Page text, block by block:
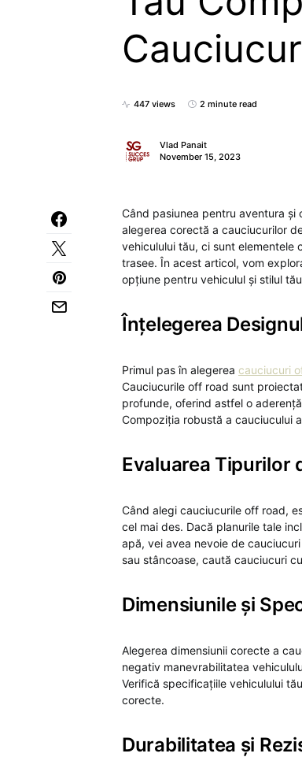
447 views 2 minute read
Vlad Panait
November 15, 2023
Când pasiunea pentru aventura
alegerea corectă a cauciucurilor
vehiculului tău, ci sunt
trasee. În acest articol, vom
opțiune pentru vehiculul și stilul
Înțelegerea
Primul pas în alegerea cauciucuri
Cauciucurile off road sunt
profunde, oferind astfel o
Compoziția robustă a cauciucului
Evaluarea Tipurilor
Când alegi cauciucurile off road,
cel mai des. Dacă planurile tale
apă, vei avea nevoie de
sau stâncoase, caută cauciucuri
Dimensiunile și
Alegerea dimensiunii corecte a
negativ manevrabilitatea
Verifică specificațiile vehiculului
corecte.
Durabilitatea și